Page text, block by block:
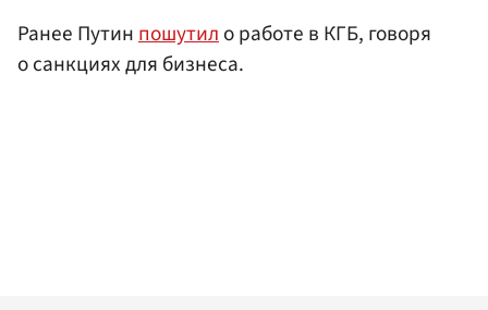
Ранее Путинпошутило работе в КГБ, говоря
о санкциях для бизнеса.